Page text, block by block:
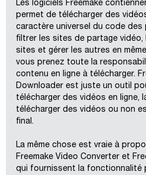
Les logiciels Freemake
permet de télécharger des
caractère universel du code des
filtrer les sites de partage
sites et gérer les autres en
vous prenez toute la
contenu en ligne à télécharger.
Downloader est juste un outil
télécharger des vidéos en ligne,
télécharger des vidéos ou non
final.
La même chose est vraie à
Freemake Video Converter et
qui fournissent la fonctionnalité